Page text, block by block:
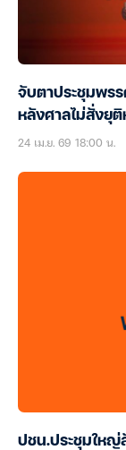
จับตาประชุมพร
หลังศาลไม่สั่งยุ
24 เม.ย. 69 18:00 น.
ปชน.ประชุมใหญ่